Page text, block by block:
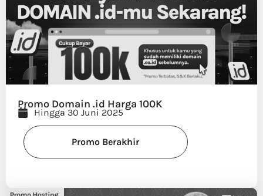
Promo Domain .id Harga 100K
Hingga 30 Juni 2025
Promo Berakhir